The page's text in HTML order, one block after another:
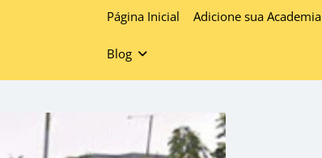
Página Inicial Adicione sua Academia
Blog